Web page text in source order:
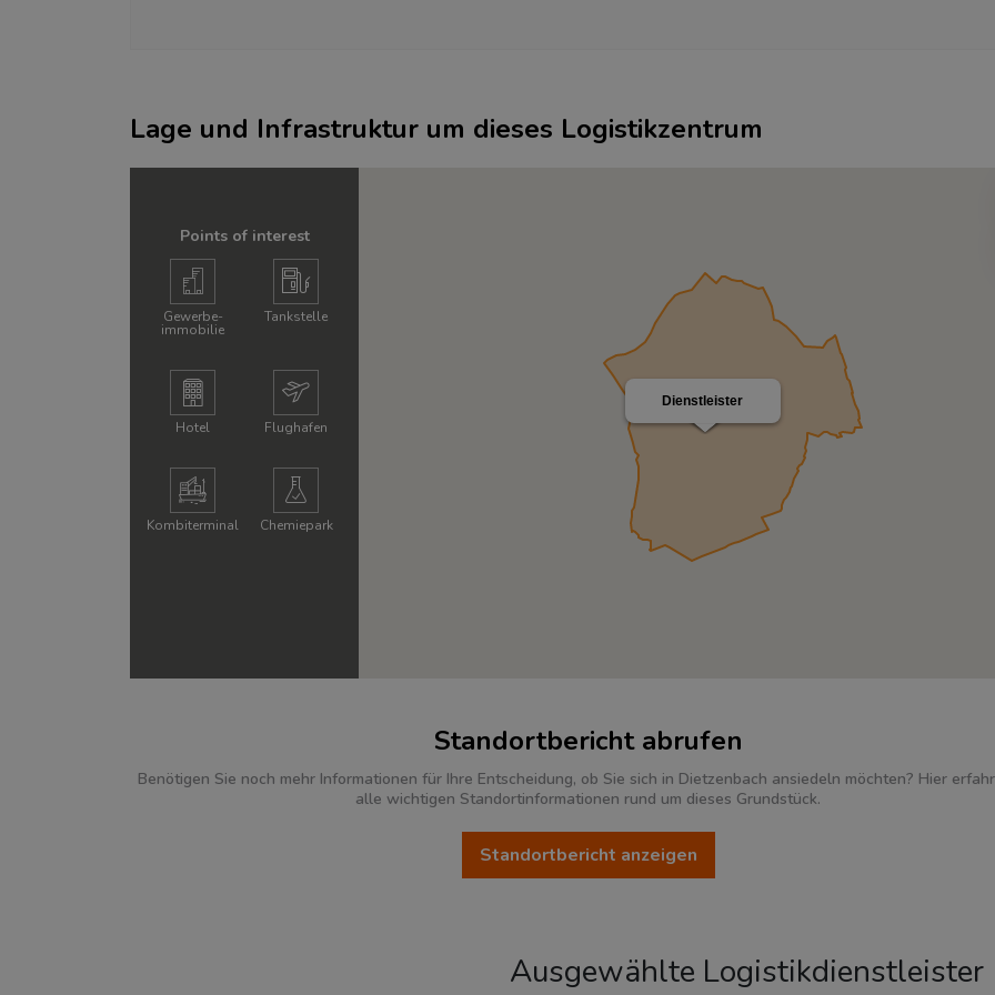
Lage und Infrastruktur um dieses Logistikzentrum
Points of interest
Gewerbe­
immobilie
Tankstelle
Hotel Flughafen
Kombi­terminal Chemie­park
Dienstleister
Standortbericht abrufen
Benötigen Sie noch mehr Informationen für Ihre Entscheidung, ob Sie sich in Dietzenbach ansiedeln möchten? Hier
alle wichtigen Standortinformationen rund um dieses Grundstück.
Standortbericht anzeigen
Ausgewählte Logistikdienstleister